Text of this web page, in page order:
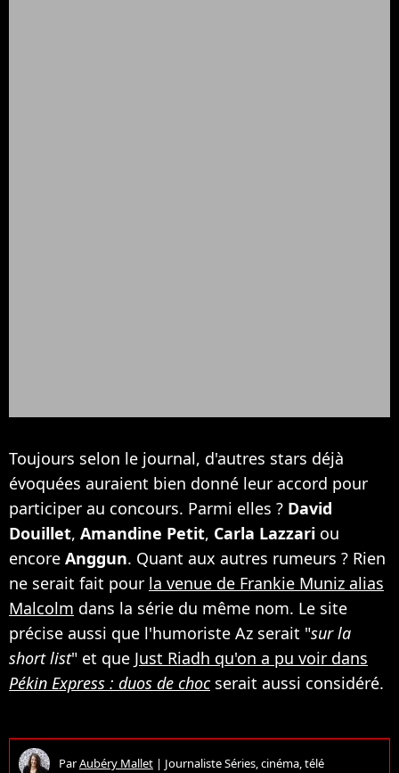
Toujours selon le journal, d'autres stars déjà
évoquées auraient bien donné leur accord pour
participer au concours. Parmi elles ? David
Douillet, Amandine Petit, Carla Lazzari ou
encore Anggun. Quant aux autres rumeurs ? Rien
ne serait fait pour la venue de Frankie Muniz alias
Malcolm dans la série du même nom. Le site
précise aussi que l'humoriste Az serait "sur la
short list" et que Just Riadh qu'on a pu voir dans
Pékin Express : duos de chocserait aussi considéré.
ParAubéry Mallet | Journaliste Séries, cinéma, télé